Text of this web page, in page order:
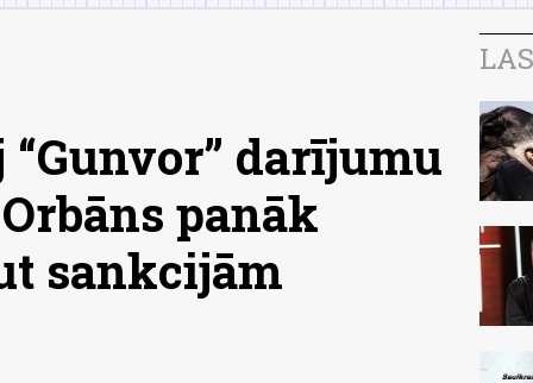
darījumu
panāk
sankcijām